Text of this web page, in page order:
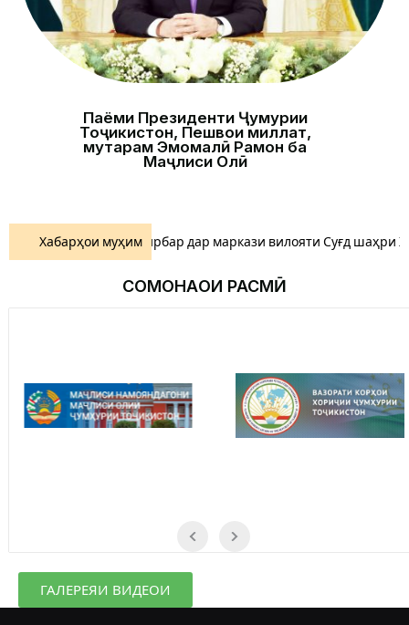
Паёми Президенти Ҷумҳурии
Тоҷикистон, Пешвои миллат,
муҳтарам Эмомалӣ Раҳмон ба
Маҷлиси Олӣ
Хабарҳои муҳим
мусофирбар дар маркази вилояти Суғд шаҳри Хуҷанд.
СОМОНАҲОИ РАСМӢ
ГАЛЕРЕЯИ ВИДЕОИ